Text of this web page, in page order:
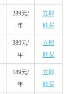
289元/
年
立即
购买
389元/
年
立即
购买
189元/
年
立即
购买